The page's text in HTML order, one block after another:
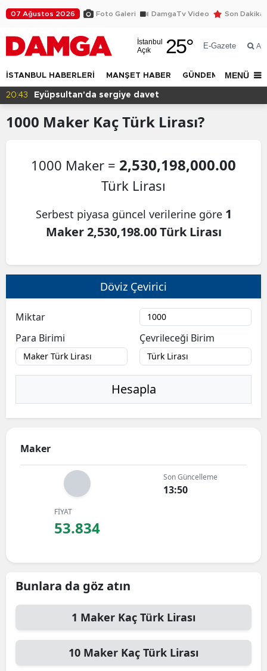
07 Ağustos 2026 Foto Galeri DamgaTv Video Son Dakika
İstanbul
Açık
25° E-Gazete Ara
İSTANBUL HABERLERİ MANŞET HABER GÜNDEM DÜNYA
MENÜ
20:43 Eyüpsultan'da sergiye davet
1000 Maker Kaç Türk Lirası?
1000 Maker = 2,530,198,000.00
Türk Lirası
Serbest piyasa güncel verilerine göre 1
Maker 2,530,198.00 Türk Lirası
Döviz Çevirici
Miktar
Para Birimi
Çevrileceği Birim
Hesapla
Maker
Son Güncelleme
13:50
FİYAT
53.834
Bunlara da göz atın
1 Maker Kaç Türk Lirası
10 Maker Kaç Türk Lirası